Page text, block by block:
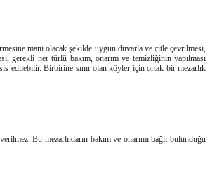
mani olacak şekilde uygun duvarla ve çitle çevrilmesi,
gerekli her türlü bakım, onarım ve temizliğinin yapılması
edilebilir. Birbirine sınır olan köyler için ortak bir mezarlık
Bu mezarlıkların bakım ve onarımı bağlı bulunduğu